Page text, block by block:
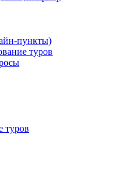
пункты)
туров
туров